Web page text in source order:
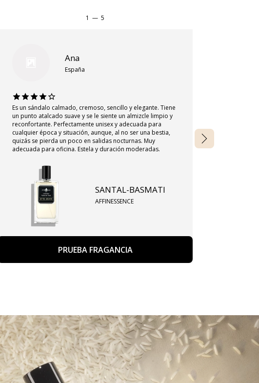
1 — 5
Ana
España
Es un sándalo calmado, cremoso, sencillo y elegante. Tiene
un punto atalcado suave y se le siente un almizcle limpio y
reconfortante. Perfectamente unisex y adecuada para
cualquier época y situación, aunque, al no ser una bestia,
quizás se pierda un poco en salidas nocturnas. Muy
adecuada para oficina. Estela y duración moderadas.
SANTAL-BASMATI
AFFINESSENCE
PRUEBA FRAGANCIA